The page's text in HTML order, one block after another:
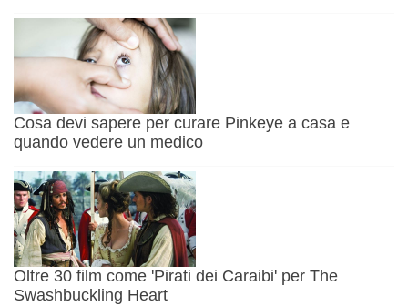
Cosa devi sapere per curare Pinkeye a casa e
quando vedere un medico
Oltre 30 film come 'Pirati dei Caraibi' per The
Swashbuckling Heart